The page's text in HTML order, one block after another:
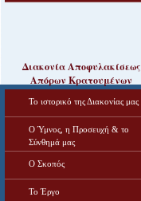
Διακονία Αποφυλακίσεως
Απόρων Κρατουμένων
Το ιστορικό της Διακονίας μας
Ο Ύμνος, η Προσευχή & το
Σύνθημά μας
Ο Σκοπός
Το Έργο